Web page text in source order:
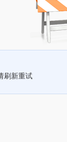
刷新重试